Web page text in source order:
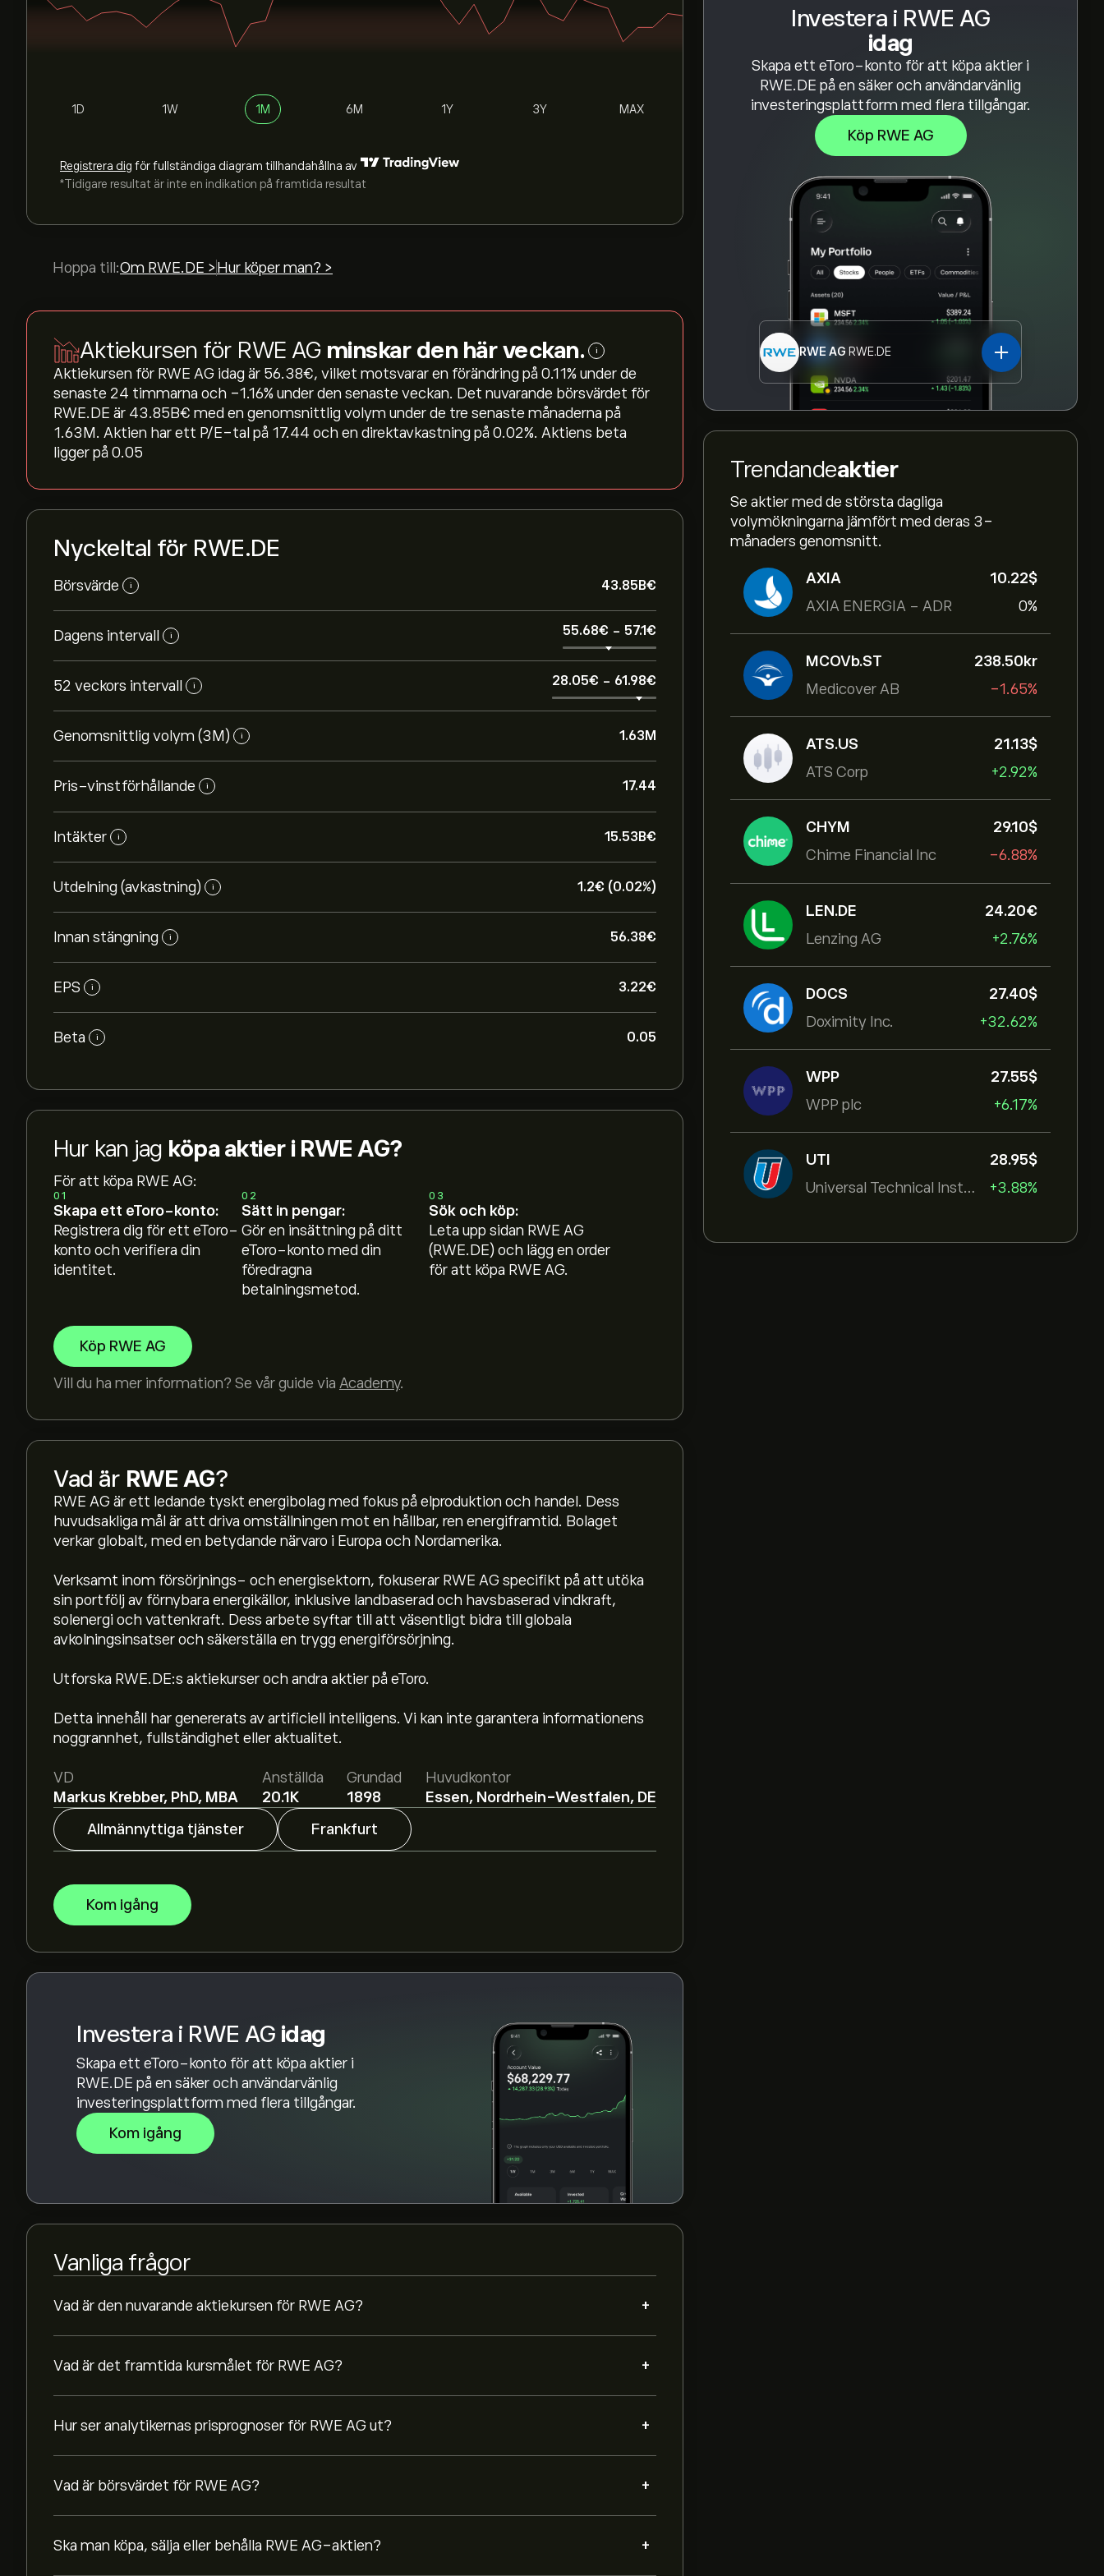
Investera i RWE AG
idag
Skapa ett eToro-konto för att köpa aktier i
RWE.DE på en säker och användarvänlig
investeringsplattform med flera tillgångar.
Köp RWE AG
RWE AG RWE.DE
Trendandeaktier
Se aktier med de största dagliga
volymökningarna jämfört med deras 3-
månaders genomsnitt.
AXIA
AXIA ENERGIA - ADR
10.22‎$‎
0%
MCOVb.ST
Medicover AB
238.50‎kr‎
-1.65%
ATS.US
ATS Corp
21.13‎$‎
+2.92%
CHYM
Chime Financial Inc
29.10‎$‎
-6.88%
LEN.DE
Lenzing AG
24.20‎€‎
+2.76%
DOCS
Doximity Inc.
27.40‎$‎
+32.62%
WPP
WPP plc
27.55‎$‎
+6.17%
UTI
Universal Technical Institut
28.95‎$‎
+3.88%
1D 1W 1M 6M 1Y 3Y MAX
Registrera dig för fullständiga diagram tillhandahållna av
*Tidigare resultat är inte en indikation på framtida resultat
Hoppa till:Om RWE.DE > Hur köper man? >
Aktiekursen för RWE AG minskar den här veckan. i
Aktiekursen för RWE AG idag är 56.38‎€‎, vilket motsvarar en förändring på ‎0.11‎% under de
senaste 24 timmarna och ‎-1.16‎% under den senaste veckan. Det nuvarande börsvärdet för
RWE.DE är 43.85B‎€‎ med en genomsnittlig volym under de tre senaste månaderna på
1.63M. Aktien har ett P/E-tal på 17.44 och en direktavkastning på 0.02%. Aktiens beta
ligger på 0.05
Nyckeltal för RWE.DE
Börsvärde i 43.85B‎€‎
Dagens intervall i 55.68‎€‎ - 57.1‎€‎
52 veckors intervall i 28.05‎€‎ - 61.98‎€‎
Genomsnittlig volym (3M) i 1.63M
Pris-vinstförhållande i 17.44
Intäkter i 15.53B‎€‎
Utdelning (avkastning) i 1.2‎€‎ (0.02%)
Innan stängning i 56.38‎€‎
EPS i 3.22‎€‎
Beta i 0.05
Hur kan jag köpa aktier i RWE AG?
För att köpa RWE AG:
01
Skapa ett eToro-konto:
Registrera dig för ett eToro-
konto och verifiera din
identitet.
02
Sätt in pengar:
Gör en insättning på ditt
eToro-konto med din
föredragna
betalningsmetod.
03
Sök och köp:
Leta upp sidan RWE AG
(RWE.DE) och lägg en order
för att köpa RWE AG.
Köp RWE AG
Vill du ha mer information? Se vår guide via Academy.
Vad är RWE AG?
RWE AG är ett ledande tyskt energibolag med fokus på elproduktion och handel. Dess
huvudsakliga mål är att driva omställningen mot en hållbar, ren energiframtid. Bolaget
verkar globalt, med en betydande närvaro i Europa och Nordamerika.
Verksamt inom försörjnings- och energisektorn, fokuserar RWE AG specifikt på att utöka
sin portfölj av förnybara energikällor, inklusive landbaserad och havsbaserad vindkraft,
solenergi och vattenkraft. Dess arbete syftar till att väsentligt bidra till globala
avkolningsinsatser och säkerställa en trygg energiförsörjning.
Utforska RWE.DE:s aktiekurser och andra aktier på eToro.
Detta innehåll har genererats av artificiell intelligens. Vi kan inte garantera informationens
noggrannhet, fullständighet eller aktualitet.
VD
Markus Krebber, PhD, MBA
Anställda
20.1K
Grundad
1898
Huvudkontor
Essen, Nordrhein-Westfalen, DE
Allmännyttiga tjänster
Frankfurt
Kom igång
Investera i RWE AG idag
Skapa ett eToro-konto för att köpa aktier i
RWE.DE på en säker och användarvänlig
investeringsplattform med flera tillgångar.
Kom igång
Vanliga frågor
Vad är den nuvarande aktiekursen för RWE AG? +
Vad är det framtida kursmålet för RWE AG? +
Det genomsnittliga kursmålet för RWE AG är 56.38‎€‎.Registrera dighos eToro för att få
detaljerade prisprognoser och kursmål från framstående aktieanalytiker.
Hur ser analytikernas prisprognoser för RWE AG ut? +
Aktieanalytiker erbjuder prisprognoser för RWE AG baserat på marknadstrender, finansiella
rapporter och förväntad tillväxt. Se den senaste prognosen för framtida prisrörelser.
Vad är börsvärdet för RWE AG? +
Börsvärdet för RWE AG är 43.85B‎€‎
Ska man köpa, sälja eller behålla RWE AG-aktien? +
Baserat på rekommendationer från 10 analytiker för RWE.DE de senaste 3 månaderna är
den övergripande bedömningen Starkt köp